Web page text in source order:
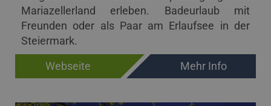
Mariazellerland erleben. Badeurlaub mit
Freunden oder als Paar am Erlaufsee in der
Steiermark.
Webseite
Mehr Info